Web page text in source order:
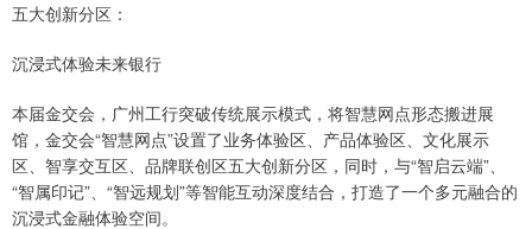
五大创新分区：
沉浸式体验未来银行
本届金交会，广州工行突破传统展示模式，将智慧网点形态搬进展
馆，金交会“智慧网点”设置了业务体验区、产品体验区、文化展示
区、智享交互区、品牌联创区五大创新分区，同时，与“智启云端”、
“智属印记”、“智远规划”等智能互动深度结合，打造了一个多元融合的
沉浸式金融体验空间。